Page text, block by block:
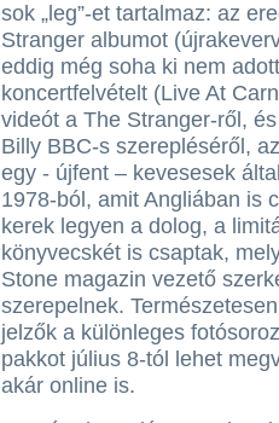
sok „leg”-et tartalmaz: az
Stranger albumot
eddig még soha ki nem adott
koncertfelvételt (Live At
videót a The Stranger-ről,
Billy BBC-s szerepléséről,
egy - újfent – kevesesek
1978-ból, amit Angliában is
kerek legyen a dolog, a
könyvecskét is csaptak,
Stone magazin vezető
szerepelnek.
jelzők a különleges
pakkot július 8-tól lehet
akár online is.